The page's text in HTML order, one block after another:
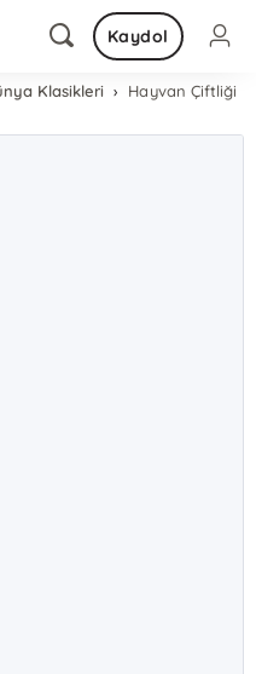
Kaydol
Klasikleri Hayvan Çiftliği